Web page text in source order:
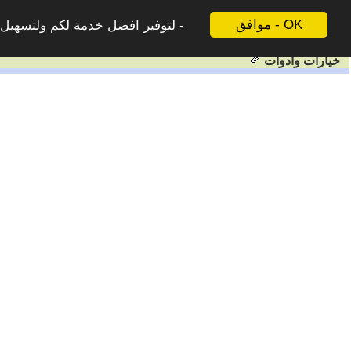
موافق - OK لتوفير افضل خدمة لكم
خيارات وادوات